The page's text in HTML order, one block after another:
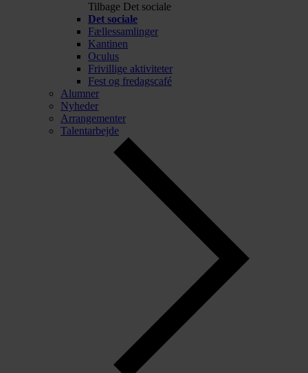
Tilbage Det sociale
Det sociale
Fællessamlinger
Kantinen
Oculus
Frivillige aktiviteter
Fest og fredagscafé
Alumner
Nyheder
Arrangementer
Talentarbejde